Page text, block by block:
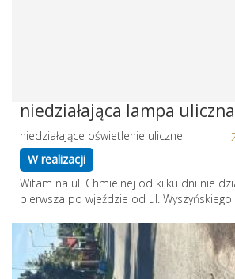
niedziałająca lampa uliczna
niedziałające oświetlenie uliczne
W realizacji
Witam na ul. Chmielnej od kilku dni nie
pierwsza po wjeździe od ul. Wyszyńskiego